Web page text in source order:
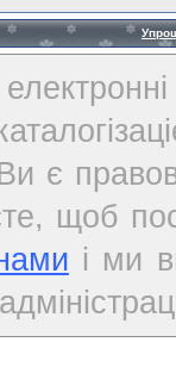
є
щоб
і ми